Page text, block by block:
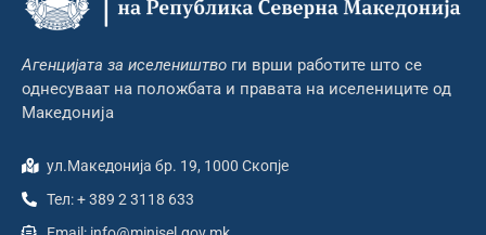
Агенцијата за иселеништво ги врши работите што се
однесуваат на положбата и правата на иселениците од
Македонија
ул.Македонија бр. 19, 1000 Скопје
Тел: + 389 2 3118 633